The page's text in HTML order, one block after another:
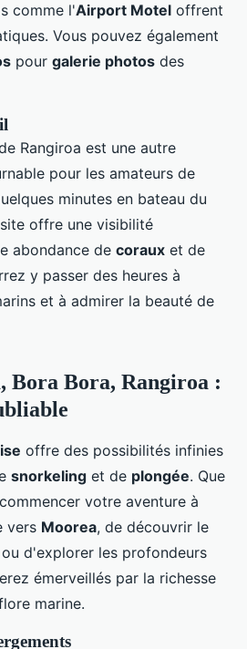
comme l'Airport Motel offrent
Vous pouvez également
pour galerie photos des
Rangiroa est une autre
pour les amateurs de
minutes en bateau du
offre une visibilité
abondance de coraux et de
y passer des heures à
et à admirer la beauté de
Bora Bora, Rangiroa :
offre des possibilités infinies
snorkeling et de plongée. Que
votre aventure à
vers Moorea, de découvrir le
ou d'explorer les profondeurs
émerveillés par la richesse
marine.